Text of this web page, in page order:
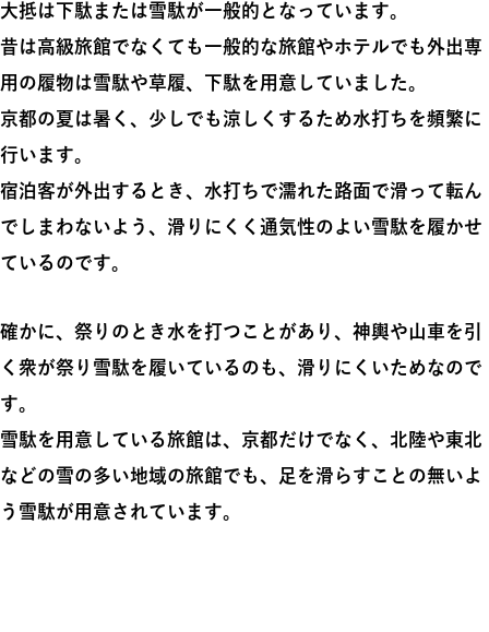
大抵は下駄または雪駄が一般的となっています。
昔は高級旅館でなくても一般的な旅館やホテルでも外出専
用の履物は雪駄や草履、下駄を用意していました。
京都の夏は暑く、少しでも涼しくするため水打ちを頻繁に
行います。
宿泊客が外出するとき、水打ちで濡れた路面で滑って転ん
でしまわないよう、滑りにくく通気性のよい雪駄を履かせ
ているのです。
確かに、祭りのとき水を打つことがあり、神輿や山車を引
く衆が祭り雪駄を履いているのも、滑りにくいためなので
す。
雪駄を用意している旅館は、京都だけでなく、北陸や東北
などの雪の多い地域の旅館でも、足を滑らすことの無いよ
う雪駄が用意されています。